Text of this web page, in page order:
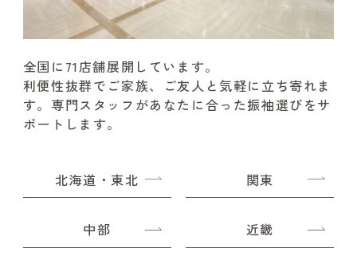
全国に71店舗展開しています。
利便性抜群でご家族、ご友人と気軽に立ち寄れま
す。 専門スタッフがあなたに合った振袖選びをサ
ポートします。
北海道・東北 関東
中部 近畿